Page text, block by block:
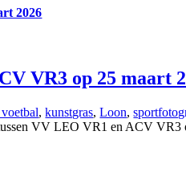
2026
VR3 op 25 maart
,kunstgras,Loon,
VV LEO VR1 en ACV VR3